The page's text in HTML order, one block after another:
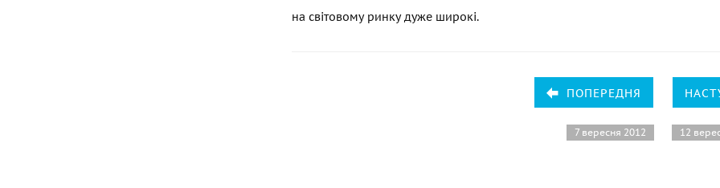
на світовому ринку дуже широкі.
ПОПЕРЕДНЯ
7 вересня 2012 12